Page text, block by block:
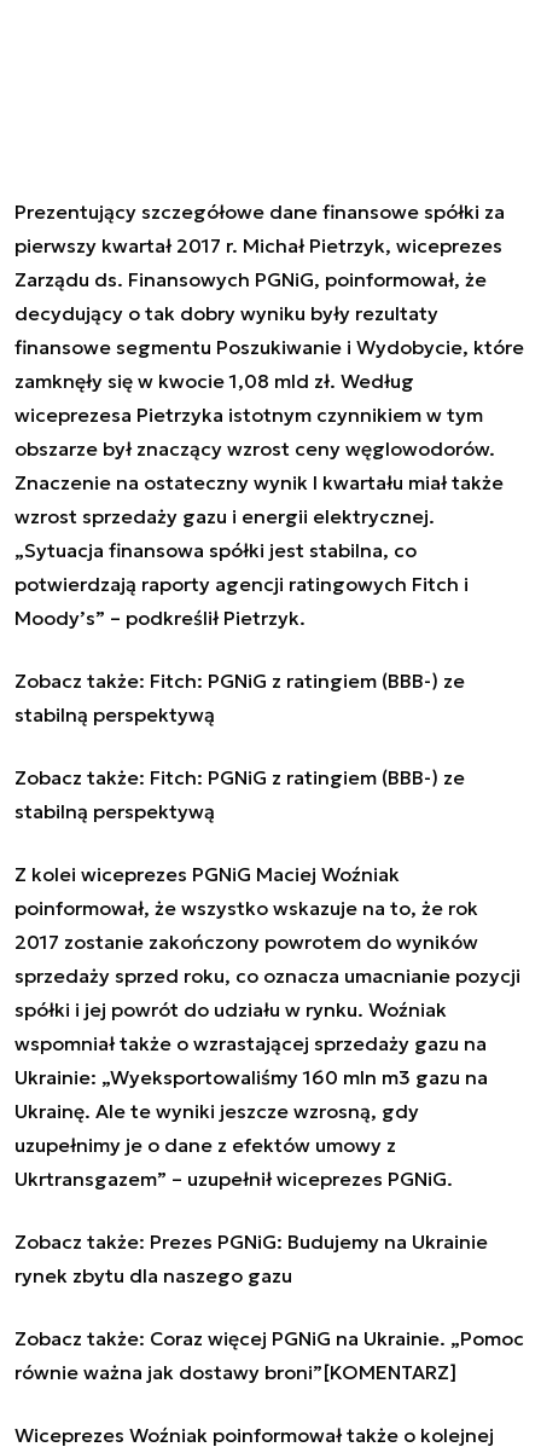
Prezentujący szczegółowe dane finansowe spółki za
pierwszy kwartał 2017 r. Michał Pietrzyk, wiceprezes
Zarządu ds. Finansowych PGNiG, poinformował, że
decydujący o tak dobry wyniku były rezultaty
finansowe segmentu Poszukiwanie i Wydobycie, które
zamknęły się w kwocie 1,08 mld zł. Według
wiceprezesa Pietrzyka istotnym czynnikiem w tym
obszarze był znaczący wzrost ceny węglowodorów.
Znaczenie na ostateczny wynik I kwartału miał także
wzrost sprzedaży gazu i energii elektrycznej.
„Sytuacja finansowa spółki jest stabilna, co
potwierdzają raporty agencji ratingowych Fitch i
Moody’s” – podkreślił Pietrzyk.
Zobacz także: Fitch: PGNiG z ratingiem (BBB-) ze
stabilną perspektywą
Zobacz także: Fitch: PGNiG z ratingiem (BBB-) ze
stabilną perspektywą
Z kolei wiceprezes PGNiG Maciej Woźniak
poinformował, że wszystko wskazuje na to, że rok
2017 zostanie zakończony powrotem do wyników
sprzedaży sprzed roku, co oznacza umacnianie pozycji
spółki i jej powrót do udziału w rynku. Woźniak
wspomniał także o wzrastającej sprzedaży gazu na
Ukrainie: „Wyeksportowaliśmy 160 mln m3 gazu na
Ukrainę. Ale te wyniki jeszcze wzrosną, gdy
uzupełnimy je o dane z efektów umowy z
Ukrtransgazem” – uzupełnił wiceprezes PGNiG.
Zobacz także: Prezes PGNiG: Budujemy na Ukrainie
rynek zbytu dla naszego gazu
Zobacz także: Coraz więcej PGNiG na Ukrainie. „Pomoc
równie ważna jak dostawy broni”[KOMENTARZ]
Wiceprezes Woźniak poinformował także o kolejnej